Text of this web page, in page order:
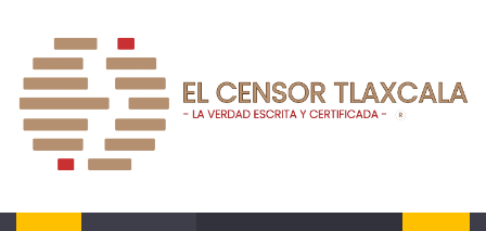
contenido
EL CENSOR NOTICIAS